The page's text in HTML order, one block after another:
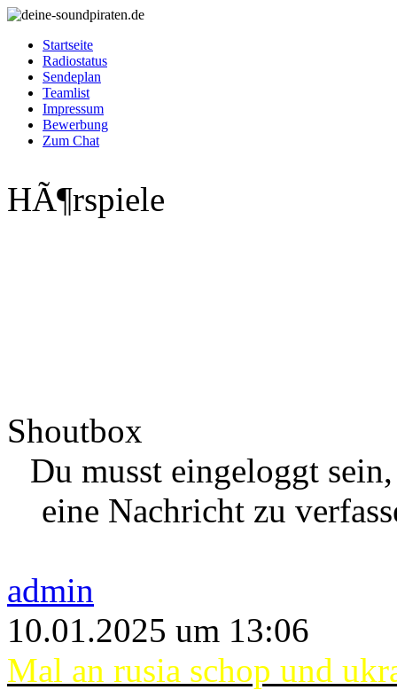
Startseite
Radiostatus
Sendeplan
Teamlist
Impressum
Bewerbung
Zum Chat
HÃ¶rspiele
Shoutbox
Du musst eingeloggt
eine Nachricht zu
admin
10.01.2025 um 13:06
Mal an rusia schop und